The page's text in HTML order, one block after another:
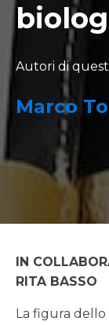
Autori di
Marco
IN
RITA BASSO
La figura